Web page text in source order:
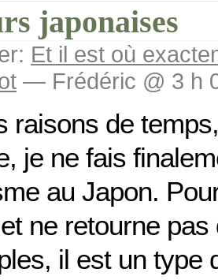
japonaises
Et il est où
— Frédéric @ 3 h
raisons de
je ne fais
au Japon.
ne retourne
il est un type